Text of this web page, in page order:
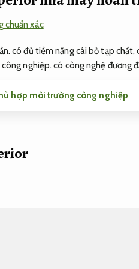
chuẩn xác
có đủ tiềm năng cái bỏ tạp
nghiệp. có công nghệ đương
hợp môi trường công nghiệp